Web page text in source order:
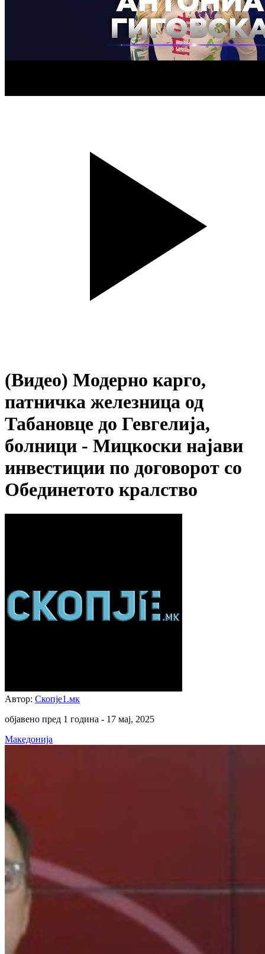
(Видео) Модерно карго,
патничка железница од
Табановце до Гевгелија,
болници - Мицкоски најави
инвестиции по договорот со
Обединетото кралство
Автор: Скопје1.мк
објавено пред 1 година - 17 мај, 2025
Македонија